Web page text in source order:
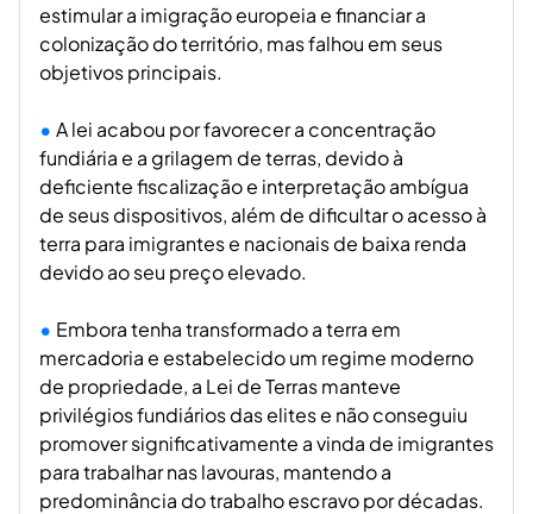
estimular a imigração europeia e financiar a
colonização do território, mas falhou em seus
objetivos principais.
A lei acabou por favorecer a concentração
fundiária e a grilagem de terras, devido à
deficiente fiscalização e interpretação ambígua
de seus dispositivos, além de dificultar o acesso à
terra para imigrantes e nacionais de baixa renda
devido ao seu preço elevado.
Embora tenha transformado a terra em
mercadoria e estabelecido um regime moderno
de propriedade, a Lei de Terras manteve
privilégios fundiários das elites e não conseguiu
promover significativamente a vinda de imigrantes
para trabalhar nas lavouras, mantendo a
predominância do trabalho escravo por décadas.